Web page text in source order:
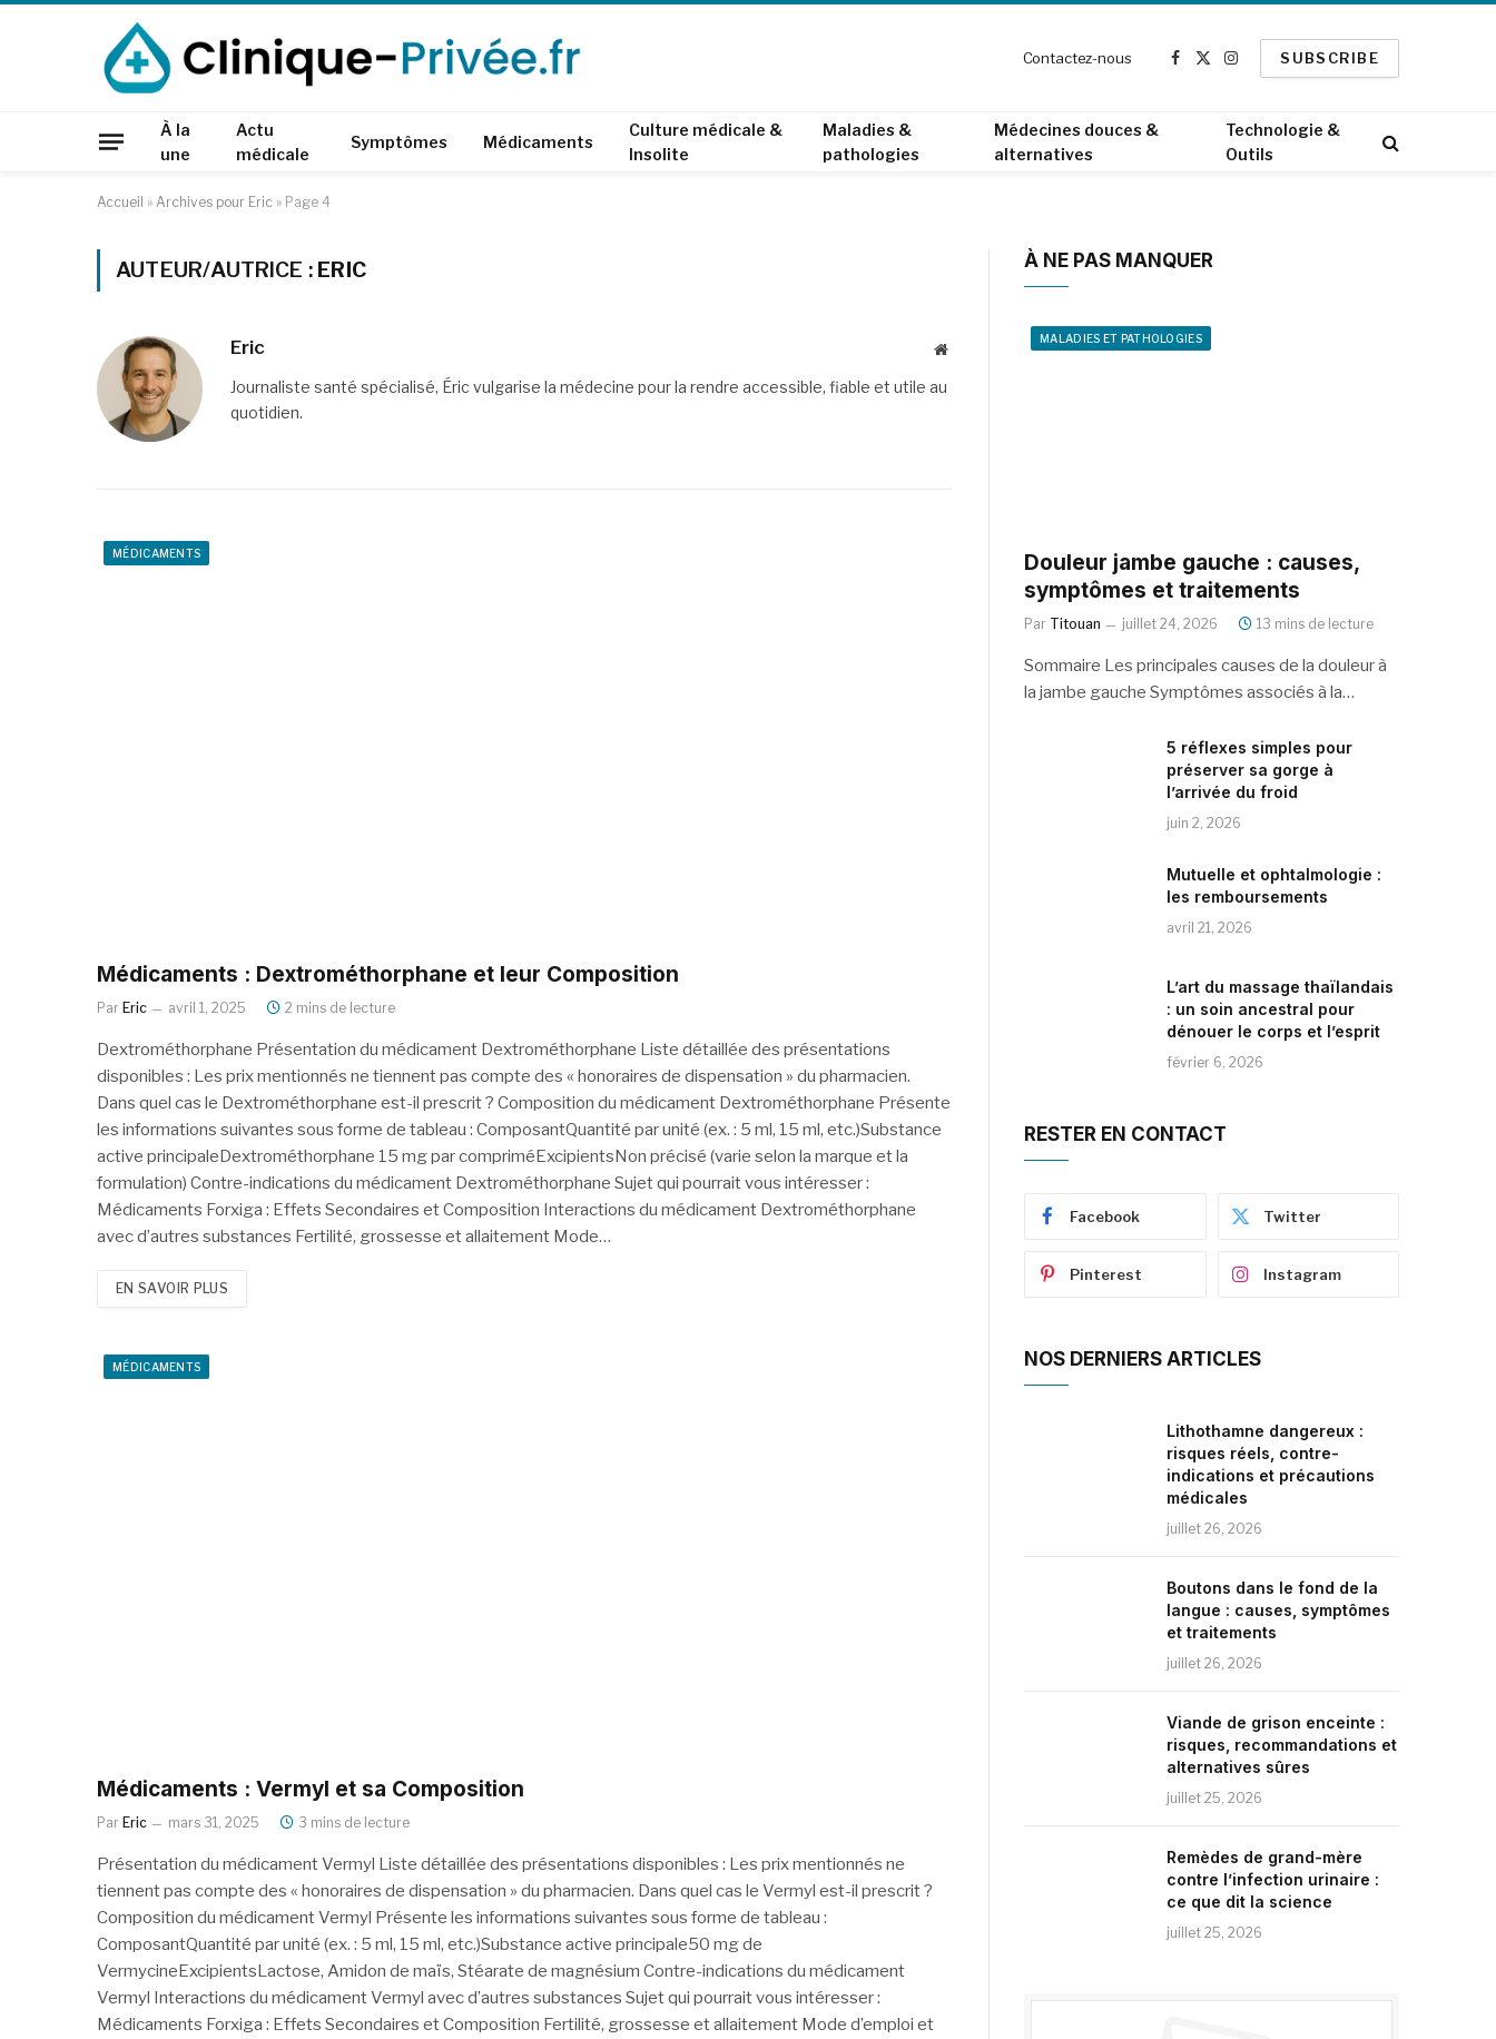
Contactez-nous
Facebook
X
Instagram
SUBSCRIBE
À la
une
Actu
médicale
Symptômes Médicaments
Culture médicale &
Insolite
Maladies &
pathologies
Médecines douces &
alternatives
Technologie &
Outils
Accueil » Archives pour Eric » Page 4
AUTEUR/AUTRICE : ERIC
Eric Website
Journaliste santé spécialisé, Éric vulgarise la médecine pour la rendre accessible, fiable et utile au
quotidien.
MÉDICAMENTS
Médicaments : Dextrométhorphane et leur Composition
Par Eric avril 1, 2025 2 mins de lecture
Dextrométhorphane Présentation du médicament Dextrométhorphane Liste détaillée des présentations
disponibles : Les prix mentionnés ne tiennent pas compte des « honoraires de dispensation » du pharmacien.
Dans quel cas le Dextrométhorphane est-il prescrit ? Composition du médicament Dextrométhorphane Présente
les informations suivantes sous forme de tableau : ComposantQuantité par unité (ex. : 5 ml, 15 ml, etc.)Substance
active principaleDextrométhorphane 15 mg par compriméExcipientsNon précisé (varie selon la marque et la
formulation) Contre-indications du médicament Dextrométhorphane Sujet qui pourrait vous intéresser :
Médicaments Forxiga : Effets Secondaires et Composition Interactions du médicament Dextrométhorphane
avec d’autres substances Fertilité, grossesse et allaitement Mode…
EN SAVOIR PLUS
MÉDICAMENTS
Médicaments : Vermyl et sa Composition
Par Eric mars 31, 2025 3 mins de lecture
Présentation du médicament Vermyl Liste détaillée des présentations disponibles : Les prix mentionnés ne
tiennent pas compte des « honoraires de dispensation » du pharmacien. Dans quel cas le Vermyl est-il prescrit ?
Composition du médicament Vermyl Présente les informations suivantes sous forme de tableau :
ComposantQuantité par unité (ex. : 5 ml, 15 ml, etc.)Substance active principale50 mg de
VermycineExcipientsLactose, Amidon de maïs, Stéarate de magnésium Contre-indications du médicament
Vermyl Interactions du médicament Vermyl avec d’autres substances Sujet qui pourrait vous intéresser :
Médicaments Forxiga : Effets Secondaires et Composition Fertilité, grossesse et allaitement Mode d’emploi et
À NE PAS MANQUER
MALADIES ET PATHOLOGIES
Douleur jambe gauche : causes,
symptômes et traitements
Par Titouan juillet 24, 2026 13 mins de lecture
Sommaire Les principales causes de la douleur à
la jambe gauche Symptômes associés à la…
5 réflexes simples pour
préserver sa gorge à
l’arrivée du froid
juin 2, 2026
Mutuelle et ophtalmologie :
les remboursements
avril 21, 2026
L’art du massage thaïlandais
: un soin ancestral pour
dénouer le corps et l’esprit
février 6, 2026
RESTER EN CONTACT
Facebook Twitter
Pinterest Instagram
NOS DERNIERS ARTICLES
Lithothamne dangereux :
risques réels, contre-
indications et précautions
médicales
juillet 26, 2026
Boutons dans le fond de la
langue : causes, symptômes
et traitements
juillet 26, 2026
Viande de grison enceinte :
risques, recommandations et
alternatives sûres
juillet 25, 2026
Remèdes de grand-mère
contre l’infection urinaire :
ce que dit la science
juillet 25, 2026